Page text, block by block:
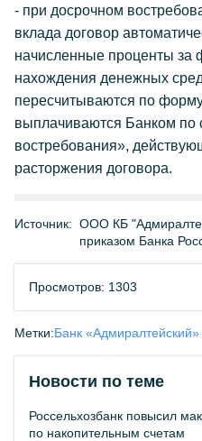
- при досрочном
вклада договор
начисленные проценты за
нахождения денежных
пересчитываются по
выплачиваются Банком по
востребования»,
расторжения договора.
Источник: ООО КБ
приказом Банка
Просмотров: 1303
Метки:Банк «Адмиралтейский»
Новости по теме
Россельхозбанк повысил
по накопительным счетам